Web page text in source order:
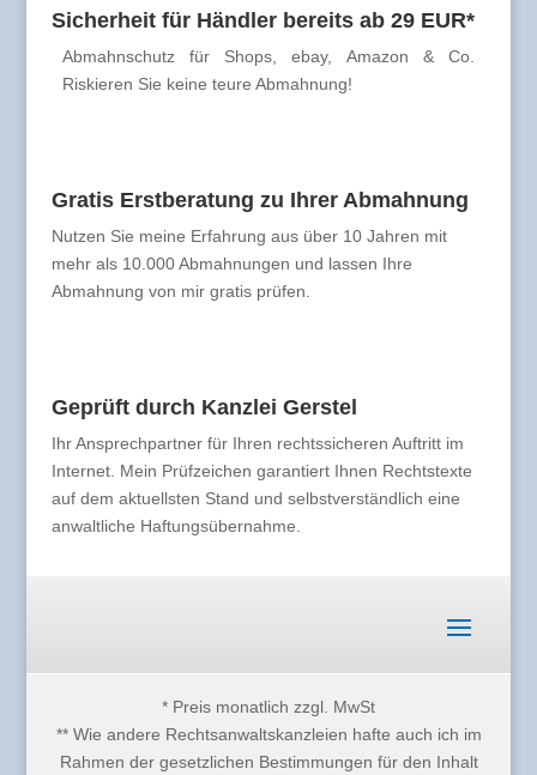
Sicherheit für Händler bereits ab 29 EUR*
Abmahnschutz für Shops, ebay, Amazon & Co.
Riskieren Sie keine teure Abmahnung!
Gratis Erstberatung zu Ihrer Abmahnung
Nutzen Sie meine Erfahrung aus über 10 Jahren mit
mehr als 10.000 Abmahnungen und lassen Ihre
Abmahnung von mir gratis prüfen.
Geprüft durch Kanzlei Gerstel
Ihr Ansprechpartner für Ihren rechtssicheren Auftritt im
Internet. Mein Prüfzeichen garantiert Ihnen Rechtstexte
auf dem aktuellsten Stand und selbstverständlich eine
anwaltliche Haftungsübernahme.
* Preis monatlich zzgl. MwSt
** Wie andere Rechtsanwaltskanzleien hafte auch ich im
Rahmen der gesetzlichen Bestimmungen für den Inhalt